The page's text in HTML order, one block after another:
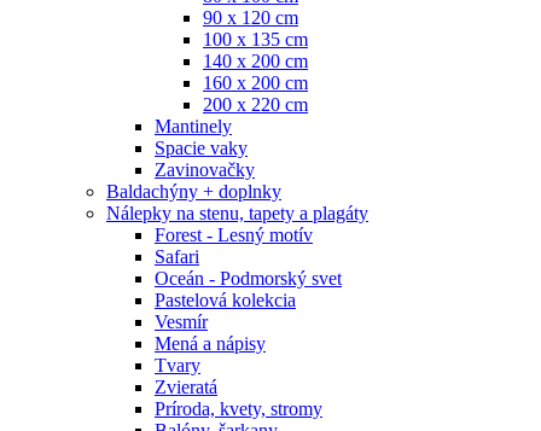
90 x 120 cm
100 x 135 cm
140 x 200 cm
160 x 200 cm
200 x 220 cm
Mantinely
Spacie vaky
Zavinovačky
Baldachýny + doplnky
Nálepky na stenu, tapety a plagáty
Forest - Lesný motív
Safari
Oceán - Podmorský svet
Pastelová kolekcia
Vesmír
Mená a nápisy
Tvary
Zvieratá
Príroda, kvety, stromy